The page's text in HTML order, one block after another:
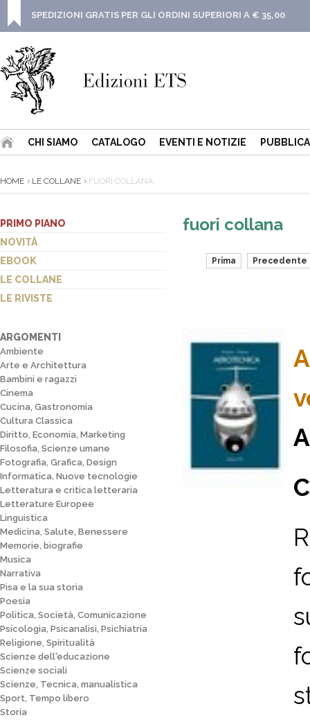
SPEDIZIONI GRATIS PER GLI ORDINI SUPERIORI A € 35,00
CHI SIAMO CATALOGO EVENTI E NOTIZIE
HOME LE COLLANE FUORI COLLANA
PRIMO PIANO
NOVITÀ
EBOOK
LE COLLANE
LE RIVISTE
ARGOMENTI
Ambiente
Arte e Architettura
Bambini e ragazzi
Cinema
Cucina, Gastronomia
Cultura Classica
Diritto, Economia, Marketing
Filosofia, Scienze umane
Fotografia, Grafica, Design
Informatica, Nuove tecnologie
Letteratura e critica letteraria
Letterature Europee
Linguistica
Medicina, Salute, Benessere
Memorie, biografie
Musica
Narrativa
Pisa e la sua storia
Poesia
Politica, Società, Comunicazione
Psicologia, Psicanalisi, Psichiatria
Religione, Spiritualità
Scienze dell'educazione
Scienze sociali
Scienze, Tecnica, manualistica
Sport, Tempo libero
Storia
fuori collana
Prima Precedente